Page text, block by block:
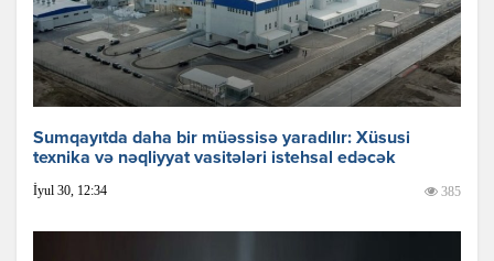
Sumqayıtda daha bir müəssisə yaradılır: Xüsusi
texnika və nəqliyyat vasitələri istehsal edəcək
İyul 30, 12:34 385